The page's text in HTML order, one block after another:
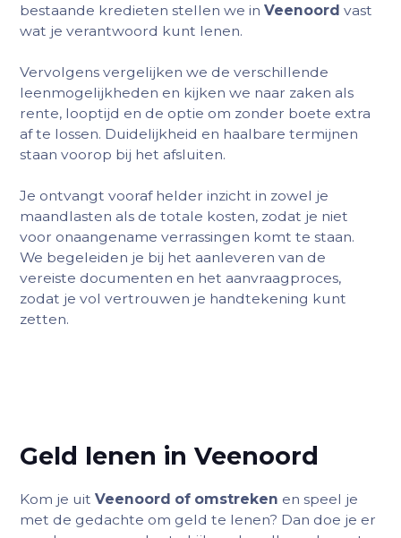
bestaande kredieten stellen we inVeenoord vast
wat je verantwoord kunt lenen.
Vervolgens vergelijken we de verschillende
leenmogelijkheden en kijken we naar zaken als
rente, looptijd en de optie om zonder boete extra
af te lossen. Duidelijkheid en haalbare termijnen
staan voorop bij het afsluiten.
Je ontvangt vooraf helder inzicht in zowel je
maandlasten als de totale kosten, zodat je niet
voor onaangename verrassingen komt te staan.
We begeleiden je bij het aanleveren van de
vereiste documenten en het aanvraagproces,
zodat je vol vertrouwen je handtekening kunt
zetten.
Geld lenen in Veenoord
Kom je uitVeenoord of omstreken en speel je
met de gedachte om geld te lenen? Dan doe je er